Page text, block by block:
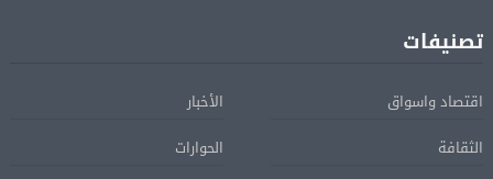
تصنيفات
اقتصاد واسواق
الأخبار
الثقافة
الحوارات